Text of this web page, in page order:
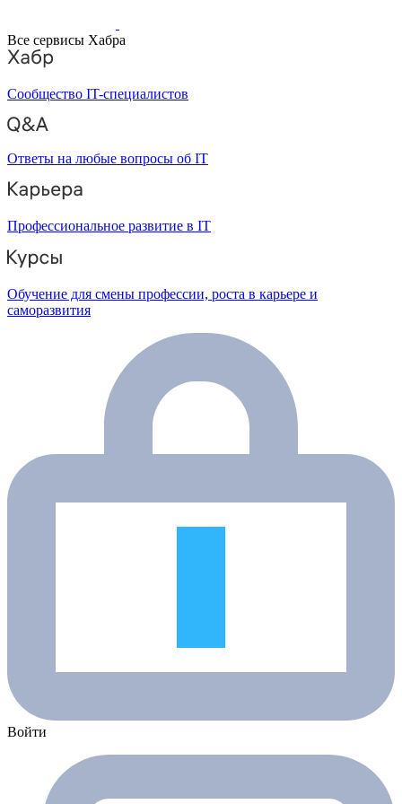
Все сервисы Хабра
Сообщество IT-специалистов
Ответы на любые вопросы об IT
Профессиональное развитие в IT
Обучение для смены профессии, роста в карьере и
саморазвития
Войти